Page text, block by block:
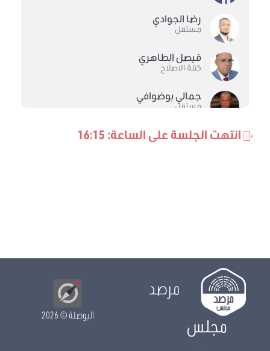
رضا الجوادي
مستقل
فيصل الطاهري
كتلة الاصلاح
جمالي بوضوافي
مستقل
بلقاسم الدراجي
كتلة حركة النهضة
الكتلة الديمقراطية
سالم قطاطة
الكتلة الديمقراطية
انتهت الجلسة على الساعة: 16:15
مرصد
مجلس
البوصلة© 2026